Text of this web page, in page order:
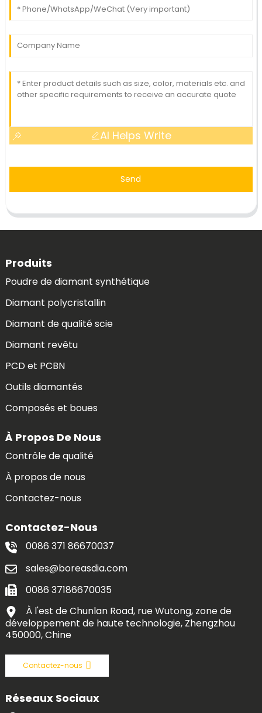
AI Helps Write
Send
Produits
Poudre de diamant synthétique
Diamant polycristallin
Diamant de qualité scie
Diamant revêtu
PCD et PCBN
Outils diamantés
Composés et boues
À Propos De Nous
Contrôle de qualité
À propos de nous
Contactez-nous
Contactez-Nous
0086 371 86670037
sales@boreasdia.com
0086 37186670035
À l'est de Chunlan Road, rue Wutong, zone de
développement de haute technologie, Zhengzhou
450000, Chine
Contactez-nous
Réseaux Sociaux